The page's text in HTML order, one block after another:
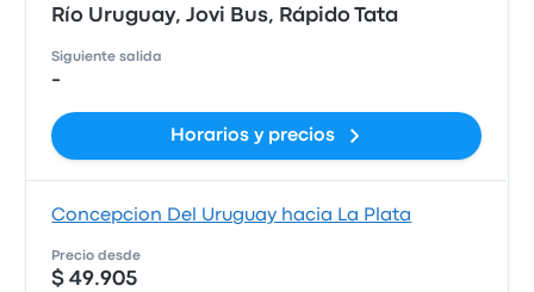
Río Uruguay, Jovi Bus, Rápido Tata
Siguiente salida
-
Horarios y precios
Concepcion Del Uruguay hacia La Plata
Precio desde
$ 49.905